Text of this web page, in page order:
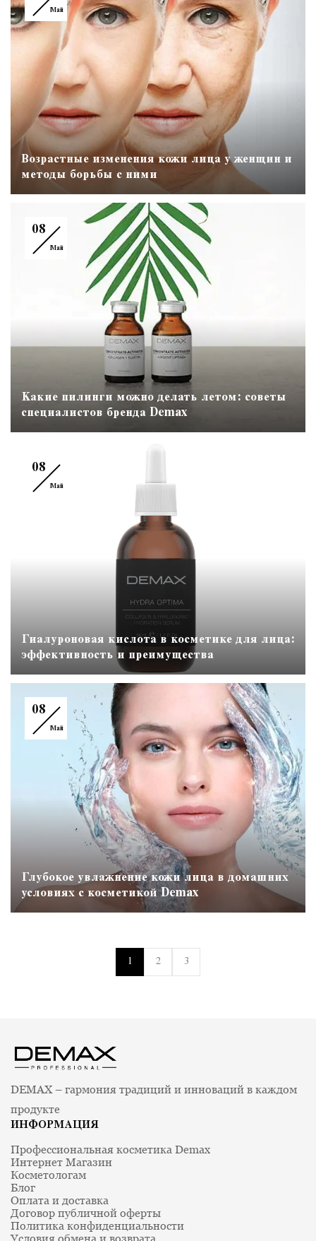
Май
Возрастные изменения кожи лица у женщин и
методы борьбы с ними
08
Май
Какие пилинги можно делать летом: советы
специалистов бренда Demax
08
Май
Гиалуроновая кислота в косметике для лица:
эффективность и преимущества
08
Май
Глубокое увлажнение кожи лица в домашних
условиях с косметикой Demax
1 2 3
DEMAX – гармония традиций и инноваций в каждом
продукте
ИНФОРМАЦИЯ
Профессиональная косметика Demax
Интернет Магазин
Косметологам
Блог
Оплата и доставка
Договор публичной оферты
Политика конфиденциальности